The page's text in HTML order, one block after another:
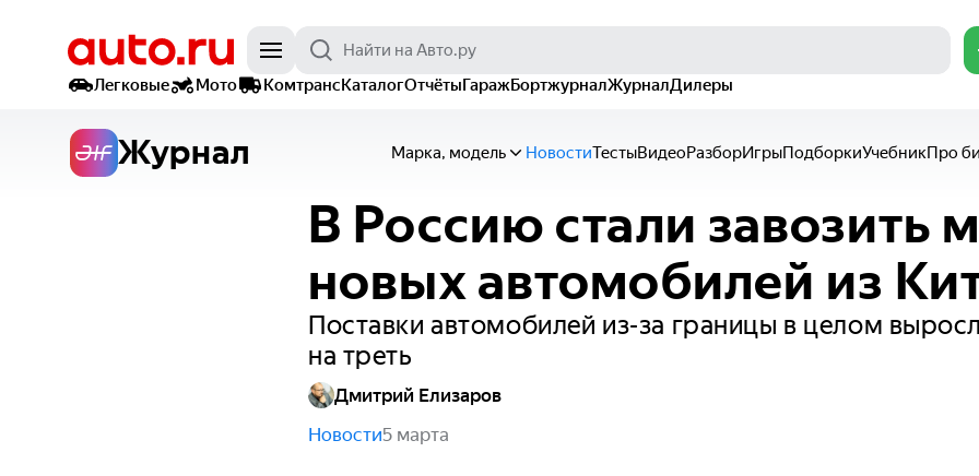
Легковые
Мото КомтрансКаталогОтчётыГаражБортжурналЖурналДилеры
Журнал Марка, модель НовостиТестыВидеоРазборИгрыПодборкиУчебникПро
В Россию стали завозить
новых автомобилей из
Поставки автомобилей из-за границы в целом
на треть
Дмитрий Елизаров
Новости5 марта